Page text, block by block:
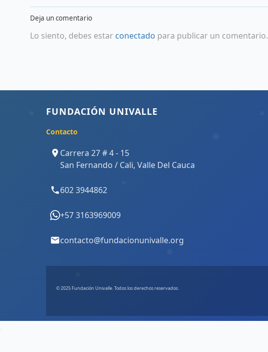
Deja un comentario
Lo siento, debes estar conectado para publicar un comentario.
FUNDACIÓN UNIVALLE
Contacto
Carrera 27 # 4 - 15
San Fernando / Cali, Valle Del Cauca
602 3944862
+57 3163969009
contacto@fundacionunivalle.org
© 2025 Fundación Univalle. Todos los derechos reservados.